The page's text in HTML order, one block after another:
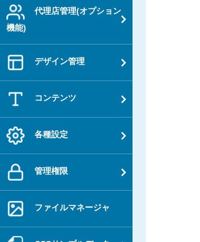
代理店管理(オプション
機能)
デザイン管理
コンテンツ
各種設定
管理権限
ファイルマネージャ